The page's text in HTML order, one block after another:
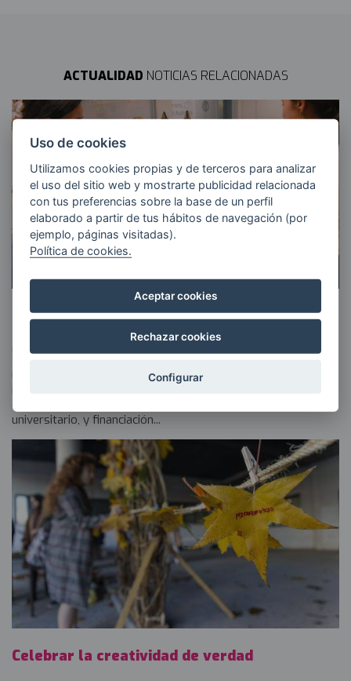
ACTUALIDAD NOTICIAS RELACIONADAS
Un laboratorio de soluciones
KSIGUNE
Es el momento de (re)activar tu proyecto, de trabajar en esa
empresa, y de contar con una nueva mirada, talento
universitario, y financiación...
Celebrar la creatividad de verdad
Uso de cookies
Utilizamos cookies propias y de terceros para analizar
el uso del sitio web y mostrarte publicidad relacionada
con tus preferencias sobre la base de un perfil
elaborado a partir de tus hábitos de navegación (por
ejemplo, páginas visitadas).
Política de cookies.
Aceptar cookies
Rechazar cookies
Configurar